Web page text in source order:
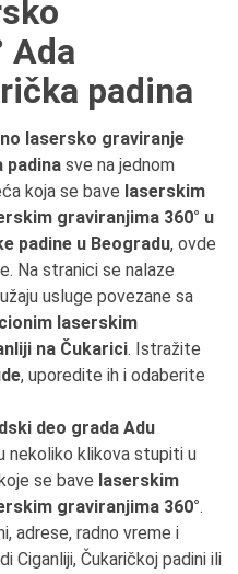
Ada
padina
lasersko graviranje
padina sve na jednom
koja se bave laserskim
graviranjima 360° u
padine u Beogradu, ovde
Na stranici se nalaze
usluge povezane sa
laserskim
na Čukarici. Istražite
, uporedite ih i odaberite
deo grada Adu
nekoliko klikova stupiti u
se bave laserskim
graviranjima 360°.
adrese, radno vreme i
Ciganliji, Čukaričkoj padini ili